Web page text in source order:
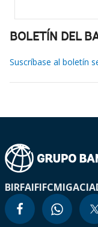
BOLETÍN DEL
Suscríbase al boletín
BIRFAIFIFCMIGA